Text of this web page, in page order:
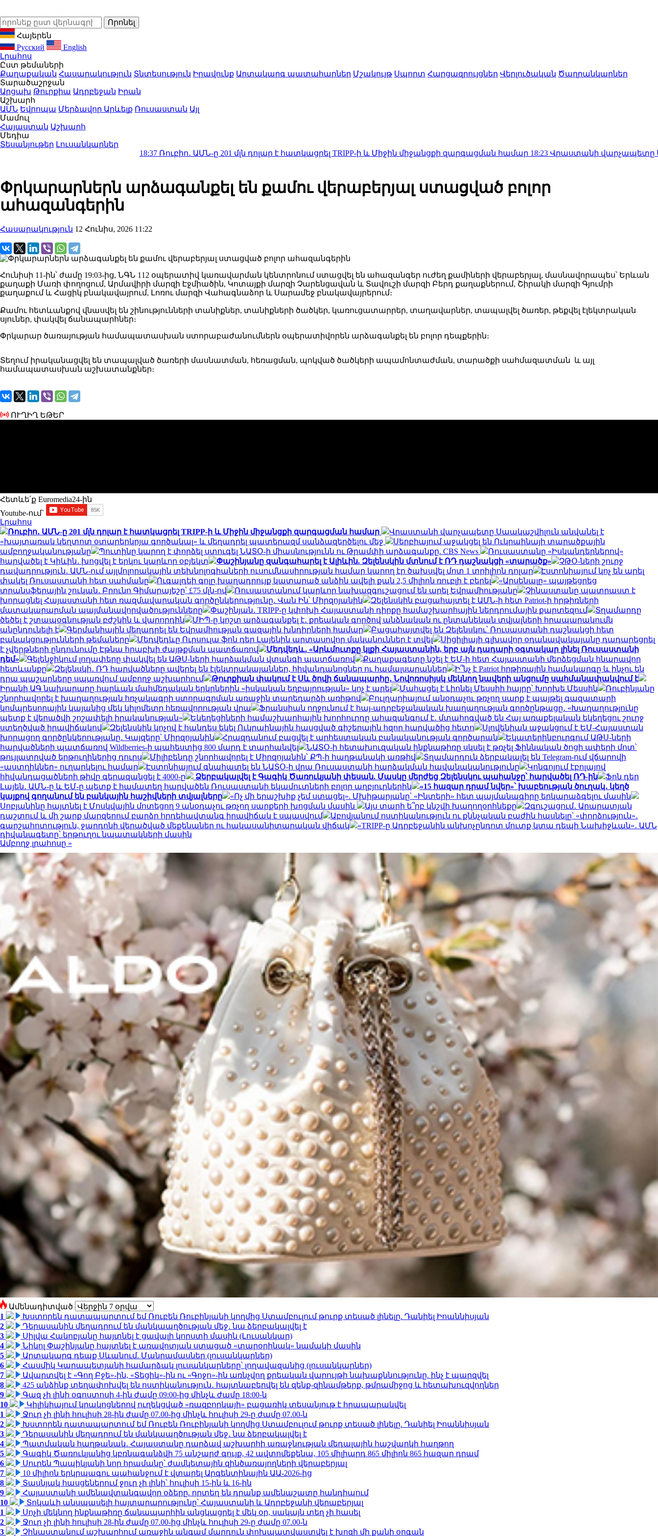
Հայերեն
Русский
English
Լրահոս
Ըստ թեմաների
Քաղաքական Հասարակություն Տնտեսություն Իրավունք Արտակարգ պատահարներ Մշակույթ Սպորտ Հարցազրույցներ Վերլուծական Ծաղրանկարներ
Տարածաշրջան
Արցախ Թուրքիա Ադրբեջան Իրան
Աշխարհ
ԱՄՆ Եվրոպա Մերձավոր Արևելք Ռուսաստան Այլ
Մամուլ
Հայաստան Աշխարհ
Մեդիա
Տեսանյութեր Լուսանկարներ
Ռուբիո․ ԱՄՆ-ը 201 մլն դոլար է հատկացրել TRIPP-ի և Միջին միջանցքի զարգացման համար18:23 Վրաստանի վարչապետը
Փրկարարներն արձագանքել են քամու վերաբերյալ ստացված բոլոր
ահազանգերին
Հասարակություն 12 Հունիս, 2026 11:22
Հունիսի 11-ին՝ ժամը 19:03-ից, ՆԳՆ 112 օպերատիվ կառավարման կենտրոնում ստացվել են ահազանգեր ուժեղ քամիների վերաբերյալ, մասնավորապես՝ Երևան
քաղաքի Մառի փողոցում, Արմավիրի մարզի Էջմիածին, Կոտայքի մարզի Չարենցավան և Տավուշի մարզի Բերդ քաղաքներում, Շիրակի մարզի Գյումրի
քաղաքում և Հացիկ բնակավայրում, Լոռու մարզի Վահագնաձոր և Սարամեջ բնակավայրերում։
Քամու հետևանքով վնասվել են շինությունների տանիքներ, տանիքների ծածկեր, կառուցատարրեր, տաղավարներ, տապալվել ծառեր, թեքվել էլեկտրական
սյուներ, փակվել ճանապարհներ։
Փրկարար ծառայության համապատասխան ստորաբաժանումներն օպերատիվորեն արձագանքել են բոլոր դեպքերին։
Տեղում իրականացվել են տապալված ծառերի մասնատման, հեռացման, պոկված ծածկերի ապամոնտաժման, տարածքի սահմազատման և այլ
համապատասխան աշխատանքներ։
ՈՒՂԻՂ ԵԹԵՐ
Հետևե՛ք Euromedia24-ին
Youtube-ում`
Լրահոս
Ռուբիո․ ԱՄՆ-ը 201 մլն դոլար է հատկացրել TRIPP-ի և Միջին միջանցքի զարգացման համար
Վրաստանի վարչապետը Սաակաշվիլուն անվանել է
«խայտառակ կեղտոտ օտարերկրյա գործակալ» և մեղադրել պատերազմ սանձազերծելու մեջ
Սերբիայում աջակցել են Ուկրաինայի տարածքային
ամբողջականությանը
Պուտինը կարող է փորձել ստուգել ՆԱՏՕ-ի միասնությունն ու Թրամփի արձագանքը. CBS News
Ռուսաստանը «Իսկանդերներով»
հարվածել է Կիևին․ խոցվել է երկու կարևոր օբյեկտ
Փաշինյանը զանգահարել է Ալիևին. Զելենսկին մտնում է ՌԴ դաշնակցի «տարածք»
ՉԹՕ-ների շուրջ
դավադրություն․ ԱՄՆ-ում այլմոլորակային տեխնոլոգիաների ուսումնասիրության համար կարող էր ծախսվել մոտ 1 տրիլիոն դոլար
Էստոնիայում կոչ են արել
փակել Ռուսաստանի հետ սահմանը
Ուգալդեի գոլը խաղադրույք կատարած անձին ավելի քան 2,5 միլիոն ռուբլի է բերել
«Արսենալը» պայթեցրեց
տրանսֆերային շուկան․ Բրունո Գիմարայեշը՝ £75 մլն-ով
Ռուսաստանում կարևոր նախազգուշացում են արել Եվրամիությանը
Չինաստանը պատրաստ է
խորացնել Հայաստանի հետ ռազմավարական գործընկերությունը․ Վան Ին՝ Միրզոյանին
Զելենսկին բացահայտել է ԱՄՆ-ի հետ Patriot-ի հրթիռների
մատակարարման պայմանավորվածությունները
Փաշինյան․ TRIPP-ը կփոխի Հայաստանի դիրքը համաշխարհային ներդրումային քարտեզում
Տղամարդը
ծեծել է շտապօգնության բժշկին և վարորդին
ՄԻՊ-ը կոշտ արձագանքել է․ քրեական գործով անձնական ու ընտանեկան տվյալների հրապարակումն
անընդունելի է
Գերմանիային մեղադրել են Եվրամիության գազային խնդիրների համար
Բացահայտվել են Զելենսկու՝ Ռուսաստանի դաշնակցի հետ
բանակցությունների թեմաները
Մեդվեդևը Ուրսուլա ֆոն դեր Լայենին արտասովոր մականուններ է տվել
Սիցիլիայի գլխավոր օդանավակայանը դադարեցրել
է չվերթների ընդունումը Էթնա հրաբխի ժայթքման պատճառով
Մեդվեդև․ «Արևմուտքը կլքի Հայաստանին, երբ այն դադարի օգտակար լինել Ռուսաստանի
դեմ»
Գելենջիկում լողափերը փակվել են ԱԹՍ-ների հարձակման վտանգի պատճառով
Քաղաքագետը նշել է ԵՄ-ի հետ Հայաստանի մերձեցման հնարավոր
հետևանքը
Զելենսկի․ ՌԴ հարվածները ավերել են էլեկտրակայաններ, հիվանդանոցներ ու համալսարաններ
Ի՞նչ է Patriot հրթիռային համակարգը և ինչու են
դրա պաշարները սպառվում ամբողջ աշխարհում
Թուրքիան փակում է Սև ծովի ճանապարհը․ Նովոռոսիյսկ մեկնող նավերի անցումը սահմանափակվում է
Իրանի ԱԳ նախարարը հարևան մահմեդական երկրներին «իսկական եղբայրության» կոչ է արել
Մահացել է Լիոնել Մեսսիի հայրը՝ Խորխե Մեսսին
Ռուբինյանը
շնորհավորել է խաղաղության հռչակագրի ստորագրման առաջին տարեդարձի առիթով
Բուլղարիայում անօդաչու թռչող սարք է պայթել գազատարի
կոմպրեսորային կայանից մեկ կիլոմետր հեռավորության վրա
Ֆրանսիան ողջունում է հայ-ադրբեջանական խաղաղության գործընթացը․ «Խաղաղությունը
պետք է վերածվի շոշափելի իրականության»
Եկեղեցիների համաշխարհային խորհուրդը ահազանգում է․ մտահոգված են Հայ առաքելական եկեղեցու շուրջ
ստեղծված իրավիճակով
Զելենսկին կոչով է հանդես եկել Ուկրաինային հասցված գիշերային հզոր հարվածից հետո
Սլովենիան աջակցում է ԵՄ-Հայաստան
խորացող գործընկերությանը․ Կայզերը՝ Միրզոյանին
Հրազդանում բացվել է արհեստական բանականության գործարան
Եկատերինբուրգում ԱԹՍ-ների
հարվածների պատճառով Wildberries-ի պահեստից 800 մարդ է տարհանվել
ՆԱՏՕ-ի հետախուզական ինքնաթիռը սկսել է թռչել Ֆիննական ծոցի ափերի մոտ՝
թույլատրված երթուղիներից դուրս
Միլիբենդը շնորհավորել է Միրզոյանին՝ ՔՊ-ի հաղթանակի առթիվ
Տղամարդուն ձերբակալել են Telegram-ում վճարովի
«աստղիկներ» ուղարկելու համար
Էստոնիայում գնահատել են ՆԱՏՕ-ի վրա Ռուսաստանի հարձակման հավանականությունը
Կոնգոյում էբոլայով
հիվանդացածների թիվը գերազանցել է 4000-ը
Ձերբակալվել է Գագիկ Ծառուկյանի փեսան. Մասկը մերժեց Զելենսկու պահանջը՝ հարվածել ՌԴ-ին
Ֆոն դեր
Լայեն․ ԱՄՆ-ը և ԵՄ-ը պետք է համատեղ հարվածեն Ռուսաստանի եկամուտների բոլոր աղբյուրներին
«15 հազար դրամ նվեր»՝ խաբեության ծուղակ․ կեղծ
կայքով գողանում են բանկային հաշիվների տվյալները
«Ոչ մի երաշխիք չեմ ստացել». Մխիթարյանը՝ «Ինտերի» հետ պայմանագիրը երկարաձգելու մասին
Սոբյանինը հայտնել է Մոսկվային մոտեցող 9 անօդաչու թռչող սարքերի խոցման մասին
Այս տարի ե՞րբ կնշվի խաղողօրհնեքը
Զգուշացում․ Արարատյան
դաշտում և մի շարք մարզերում բարձր հրդեհավտանգ իրավիճակ է սպասվում
Աբովյանում ոստիկանություն ու քննչական բաժին հասնելը՝ «փորձություն»․
գարշահոտություն, ջարդոնի վերածված մեքենաներ ու հակասանիտարական վիճակ
«TRIPP-ը Ադրբեջանին անխոչընդոտ մուտք կտա դեպի Նախիջևան»․ ԱՄՆ
դիվանագետը՝ երթուղու նպատակների մասին
Ամբողջ լրահոսը »
Ամենադիտված
1
Խստորեն դատապարտում եմ Ռուբեն Ռուբինյանի կողմից Ստամբուլում թուրք տեսած լինելը. Դանիել Իոաննիսյան
2
Դերասանին մեղադրում են մանկապղծության մեջ․ նա ձերբակալվել է
3
Սիլվա Հակոբյանը հայտնել է ցավալի կորստի մասին (Լուսանկար)
4
Նիկոլ Փաշինյանը հայտնել է առավոտյան ստացած «տարօրինակ» նամակի մասին
5
Արտակարգ դեպք Սևանում. Մանրամասներ (լուսանկարներ)
6
Հասմիկ Կարապետյանի համարձակ լուսանկարները՝ լողավազանից (լուսանկարներ)
7
Ավարտվել է «Գող Բջե»-ին, «Տեցիկ»-ին ու «Գոջո»-ին առնչվող քրեական վարույթի նախաքննությունը. ինչ է պարզվել
8
425 անձինք տեղափոխվել են ոստիկանություն․ հայտնաբերվել են զենք-զինամթերք, թմրամիջոց և հետախուզվողներ
9
Գազ չի լինի օգոստոսի 4-ին ժամը 09:00-ից մինչև ժամը 18:00-ն
10
Կիլիկիայում կրակոցներով ուղեկցված «ռազբորկայի» բացառիկ տեսանյութ է հրապարակվել
1
Ջուր չի լինի հուլիսի 28-ին ժամը 07.00-ից մինչև հուլիսի 29-ը ժամը 07.00-ն
2
Խստորեն դատապարտում եմ Ռուբեն Ռուբինյանի կողմից Ստամբուլում թուրք տեսած լինելը. Դանիել Իոաննիսյան
3
Դերասանին մեղադրում են մանկապղծության մեջ․ նա ձերբակալվել է
4
Պատմական հաղթանակ․ Հայաստանը դարձավ աշխարհի առաջնության մեդալային հաշվարկի հաղթող
5
Գագիկ Ծառուկյանից կբռնագանձվի 75 անշարժ գույք, 42 ավտոմեքենա, 105 միլիարդ 865 միլիոն 865 հազար դրամ
6
Սուրեն Պապիկյանի նոր հրամանը՝ ժամկետային զինծառայողների վերաբերյալ
7
10 միլիոն երկրպագու պահանջում է վտարել Արգենտինային ԱԱ-2026-ից
8
Տասնյակ հասցեներում ջուր չի լինի՝ հուլիսի 15-ին և 16-ին
9
Հայաստանի ամենավտանգավոր օձերը. որտեղ են դրանք ամենաշատը հանդիպում
10
Տոկաևի անսպասելի հայտարարությունը՝ Հայաստանի և Ադրբեջանի վերաբերյալ
1
Սոչի մեկնող ինքնաթիռը ճանապարհին անցկացրել է մեկ օր, սակայն տեղ չի հասել
2
Ջուր չի լինի հուլիսի 28-ին ժամը 07.00-ից մինչև հուլիսի 29-ը ժամը 07.00-ն
3
Չինաստանում աշխարհում առաջին անգամ մարդուն փոխպատվաստվել է խոզի մի քանի օրգան